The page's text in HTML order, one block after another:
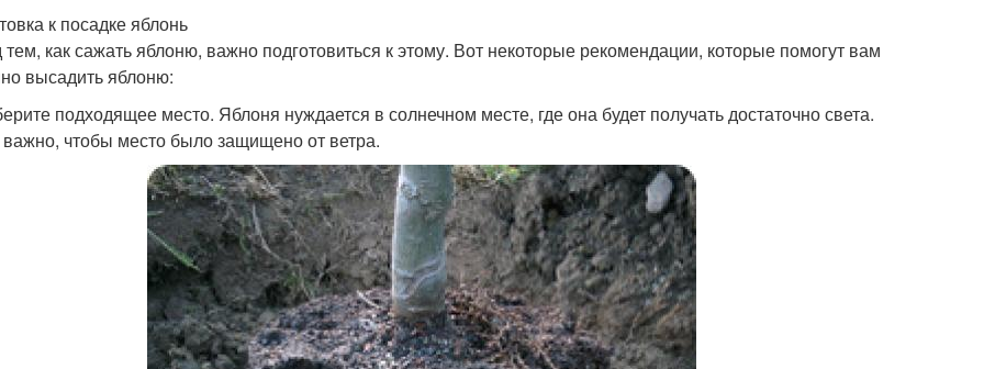
к посадке яблонь
как сажать яблоню, важно подготовиться к этому. Вот некоторые рекомендации, которые помогут вам
высадить яблоню:
подходящее место. Яблоня нуждается в солнечном месте, где она будет получать достаточно света.
чтобы место было защищено от ветра.